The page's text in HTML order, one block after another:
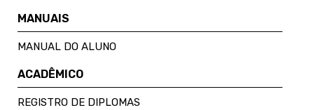
MANUAIS
MANUAL DO ALUNO
ACADÊMICO
REGISTRO DE DIPLOMAS